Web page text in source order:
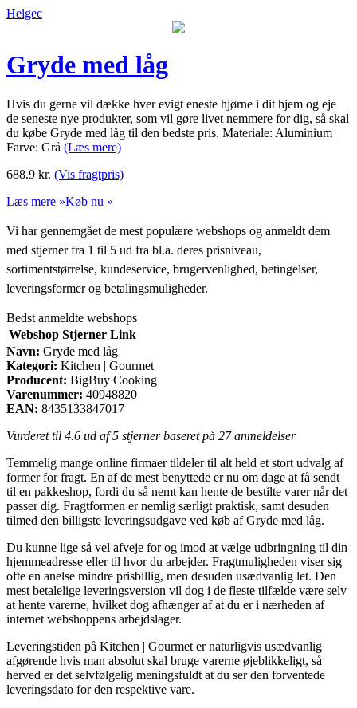
Helgec
Gryde med låg
Hvis du gerne vil dække hver evigt eneste hjørne i dit hjem og eje
de seneste nye produkter, som vil gøre livet nemmere for dig, så skal
du købe Gryde med låg til den bedste pris. Materiale: Aluminium
Farve: Grå (Læs mere)
688.9 kr. (Vis fragtpris)
Læs mere »Køb nu »
Vi har gennemgået de mest populære webshops og anmeldt dem
med stjerner fra 1 til 5 ud fra bl.a. deres prisniveau,
sortimentstørrelse, kundeservice, brugervenlighed, betingelser,
leveringsformer og betalingsmuligheder.
Bedst anmeldte webshops
Webshop Stjerner Link
Navn: Gryde med låg
Kategori: Kitchen | Gourmet
Producent: BigBuy Cooking
Varenummer: 40948820
EAN: 8435133847017
Vurderet til 4.6 ud af 5 stjerner baseret på 27anmeldelser
Temmelig mange online firmaer tildeler til alt held et stort udvalg af
former for fragt. En af de mest benyttede er nu om dage at få sendt
til en pakkeshop, fordi du så nemt kan hente de bestilte varer når det
passer dig. Fragtformen er nemlig særligt praktisk, samt desuden
tilmed den billigste leveringsudgave ved køb af Gryde med låg.
Du kunne lige så vel afveje for og imod at vælge udbringning til din
hjemmeadresse eller til hvor du arbejder. Fragtmuligheden viser sig
ofte en anelse mindre prisbillig, men desuden usædvanlig let. Den
mest betalelige leveringsversion vil dog i de fleste tilfælde være selv
at hente varerne, hvilket dog afhænger af at du er i nærheden af
internet webshoppens arbejdslager.
Leveringstiden på Kitchen | Gourmet er naturligvis usædvanlig
afgørende hvis man absolut skal bruge varerne øjeblikkeligt, så
herved er det selvfølgelig meningsfuldt at du ser den forventede
leveringsdato for den respektive vare.